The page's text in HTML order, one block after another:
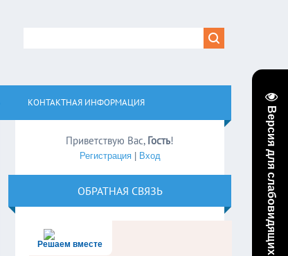
Версия для слабовидящих
КОНТАКТНАЯ ИНФОРМАЦИЯ
Приветствую Вас, Гость!
Регистрация| Вход
ОБРАТНАЯ СВЯЗЬ
Решаем вместе